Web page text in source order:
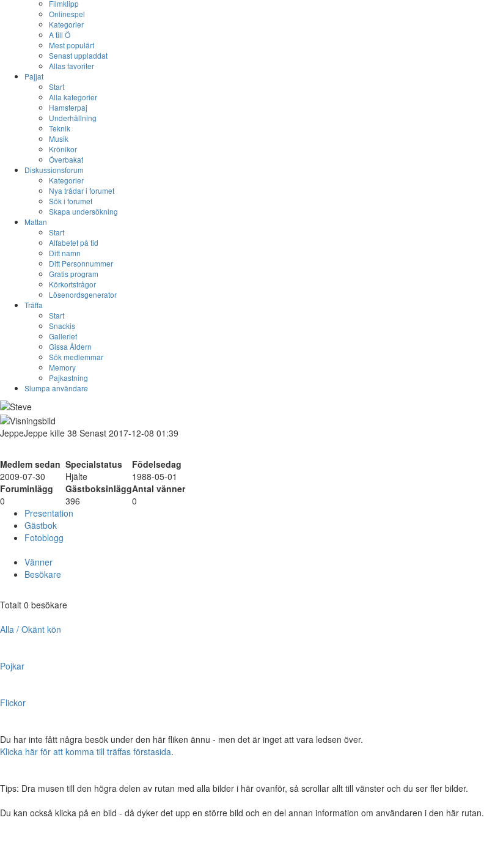
Filmklipp
Onlinespel
Kategorier
A till Ö
Mest populärt
Senast uppladdat
Allas favoriter
Pajjat
Start
Alla kategorier
Hamsterpaj
Underhållning
Teknik
Musik
Krönikor
Överbakat
Diskussionsforum
Kategorier
Nya trådar i forumet
Sök i forumet
Skapa undersökning
Mattan
Start
Alfabetet på tid
Ditt namn
Ditt Personnummer
Gratis program
Körkortsfrågor
Lösenordsgenerator
Träffa
Start
Snackis
Galleriet
Gissa Åldern
Sök medlemmar
Memory
Pajkastning
Slumpa användare
JeppeJeppe kille 38 Senast 2017-12-08 01:39
Medlem sedan Specialstatus
Födelsedag
2009-07-30
Hjälte
1988-05-01
Foruminlägg
GästboksinläggAntal vänner
0
396
0
Presentation
Gästbok
Fotoblogg
Vänner
Besökare
Totalt 0 besökare
Alla / Okänt kön
Pojkar
Flickor
Du har inte fått några besök under den här fliken ännu - men det är inget att vara ledsen över.
Klicka här för att komma till träffas förstasida.
Tips: Dra musen till den högra delen av rutan med alla bilder i här ovanför, så scrollar allt till vänster och du ser fler bilder.
Du kan också klicka på en bild - då dyker det upp en större bild och en del annan information om användaren i den här rutan.